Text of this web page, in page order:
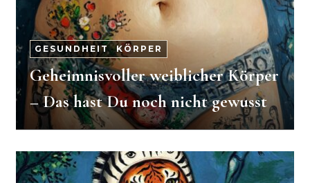
GESUNDHEIT-KÖRPER
Geheimnisvoller weiblicher Körper
– Das hast Du noch nicht gewusst